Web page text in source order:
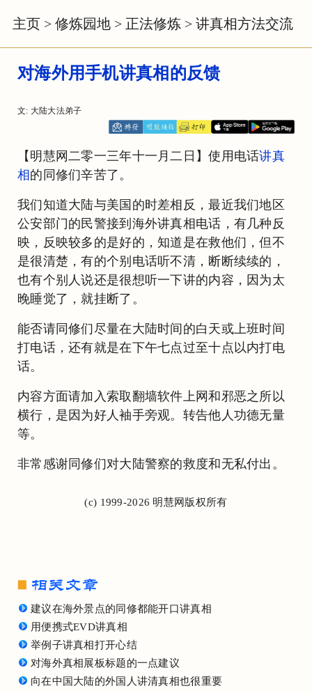
主页 > 修炼园地 > 正法修炼 > 讲真相方法交流
对海外用手机讲真相的反馈
文: 大陆大法弟子
【明慧网二零一三年十一月二日】使用电话讲真
相 的同修们辛苦了。
我们知道大陆与美国的时差相反，最近我们地区
公安部门的民警接到海外讲真相电话，有几种反
映，反映较多的是好的，知道是在救他们，但不
是很清楚，有的个别电话听不清，断断续续的，
也有个别人说还是很想听一下讲的内容，因为太
晚睡觉了，就挂断了。
能否请同修们尽量在大陆时间的白天或上班时间
打电话，还有就是在下午七点过至十点以内打电
话。
内容方面请加入索取翻墙软件上网和邪恶之所以
横行，是因为好人袖手旁观。转告他人功德无量
等。
非常感谢同修们对大陆警察的救度和无私付出。
(c) 1999-2026 明慧网版权所有
建议在海外景点的同修都能开口讲真相
用便携式EVD讲真相
举例子讲真相打开心结
对海外真相展板标题的一点建议
向在中国大陆的外国人讲清真相也很重要